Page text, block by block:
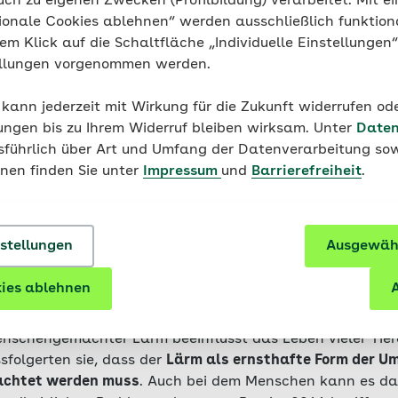
Cookies ablehnen“ werden ausschließlich
Klick auf die Schaltfläche „Individuelle
vorgenommen werden.
kann jederzeit mit Wirkung für die Zukunft widerrufen
bis zu Ihrem Widerruf bleiben wirksam. Unter
über Art und Umfang der Datenverarbeitung
finden Sie unter
Impressum und Barrierefreiheit.
ablehnen
Lärm Einfluss die
umgeben, sei es auf natürliche Art wie
wie etwa Autofahren oder das Rasenmähen des
dabei der größte Störfaktor.
bleibt nicht ohne Folgen. In einer quantitativen
Lärm beeinflusst das Leben vieler
sie, dass der Lärm als ernsthafte Form der
werden muss. Auch bei dem Menschen kann es